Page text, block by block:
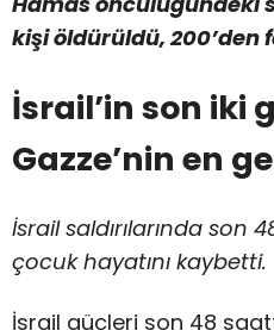
kişi öldürüldü, 200’den
İsrail’in son iki
Gazze’nin en
İsrail saldırılarında son
çocuk hayatını kaybetti.
İsrail güçleri son 48